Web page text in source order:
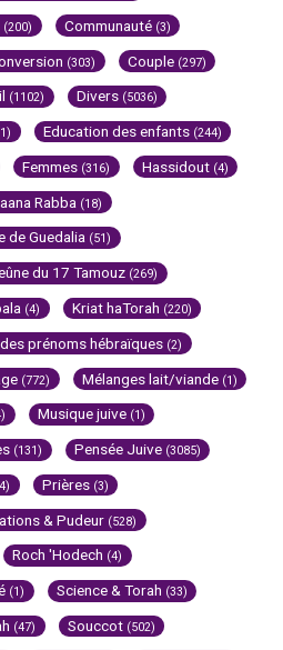
(200) Communauté (3)
(303) Couple (297)
(1102) Divers (5036)
Education des enfants (244)
Femmes (316) Hassidout (4)
Rabba (18)
de Guedalia (51)
du 17 Tamouz (269)
(4) Kriat haTorah (220)
prénoms hébraïques (2)
(772) Mélanges lait/viande (1)
Musique juive (1)
(131) Pensée Juive (3085)
Prières (3)
& Pudeur (528)
Roch 'Hodech (4)
(1) Science & Torah (33)
(47) Souccot (502)